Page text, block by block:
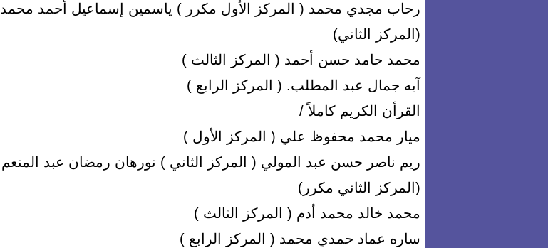
رحاب مجدي محمد ( المركز الأول مكرر ) ياسمين إسماعيل أحمد محمد
(المركز الثاني)
محمد حامد حسن أحمد ( المركز الثالث )
آيه جمال عبد المطلب. ( المركز الرابع )
القرأن الكريم كاملاً /
ميار محمد محفوظ علي ( المركز الأول )
ريم ناصر حسن عبد المولي ( المركز الثاني ) نورهان رمضان عبد المنعم
(المركز الثاني مكرر)
محمد خالد محمد أدم ( المركز الثالث )
ساره عماد حمدي محمد ( المركز الرابع )